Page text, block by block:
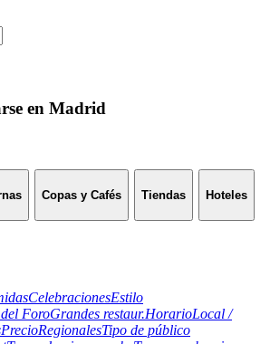
en Madrid
Copas y Cafés Tiendas Hoteles
CelebracionesEstilo
ForoGrandes restaur.HorarioLocal /
PrecioRegionalesTipo de público